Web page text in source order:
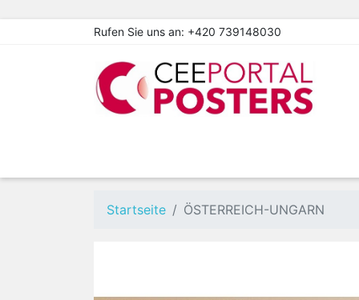
Rufen Sie uns an: +420 739148030
Startseite ÖSTERREICH-UNGARN